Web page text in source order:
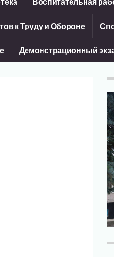
к Труду и Обороне
Демонстрационный